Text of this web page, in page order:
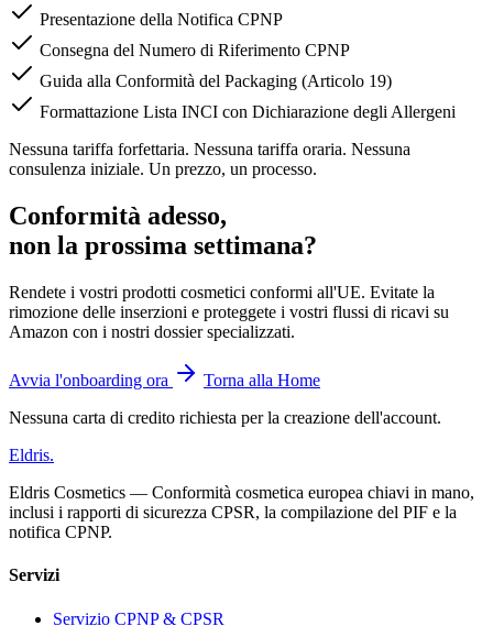
Presentazione della Notifica CPNP
Consegna del Numero di Riferimento CPNP
Guida alla Conformità del Packaging (Articolo 19)
Formattazione Lista INCI con Dichiarazione degli Allergeni
Nessuna tariffa forfettaria. Nessuna tariffa oraria. Nessuna
consulenza iniziale. Un prezzo, un processo.
Conformità adesso,
non la prossima settimana?
Rendete i vostri prodotti cosmetici conformi all'UE. Evitate la
rimozione delle inserzioni e proteggete i vostri flussi di ricavi su
Amazon con i nostri dossier specializzati.
Avvia l'onboarding ora
Torna alla Home
Nessuna carta di credito richiesta per la creazione dell'account.
Eldris.
Eldris Cosmetics — Conformità cosmetica europea chiavi in mano,
inclusi i rapporti di sicurezza CPSR, la compilazione del PIF e la
notifica CPNP.
Servizi
Servizio CPNP & CPSR